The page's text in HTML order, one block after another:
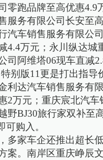
零跑品牌至高优惠4.9
服务有限公司长安至
汽车销售服务有限公
4.4万元；永川纵达城
司阿维塔06现车直减
别版11更是打出指导
利达汽车销售服务有
2万元；重庆宸北汽车
野BJ30旅行家双补至
可购入。
多家车企还推出超长
案。南岸区重庆峥辰